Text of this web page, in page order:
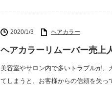
2020/1/3 ヘアカラー
ヘアカラーリムーバー売上
美容室やサロン内で多いトラブルが、
てしまうと、お客様からの信頼を失っ